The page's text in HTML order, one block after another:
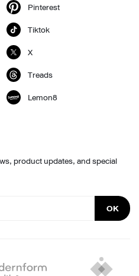
Pinterest
Tiktok
X
Treads
Lemon8
product updates, and special
OK